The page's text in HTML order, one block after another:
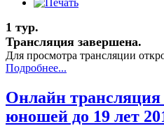
1 тур.
Трансляция завершена.
Для просмотра трансляции
Подробнее...
Онлайн
юношей до 19 лет